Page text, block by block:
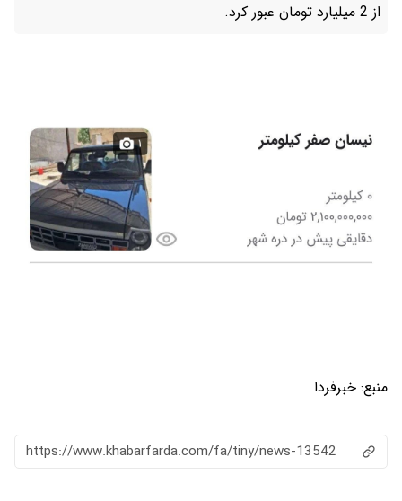
از 2 میلیارد تومان عبور کرد.
منبع: خبرفردا
https://www.khabarfarda.com/fa/tiny/news-13542